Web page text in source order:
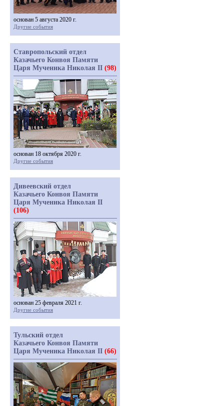
основан 5 августа 2020 г.
Другие события
Ставропольский отдел
Казачьего Конвоя Памяти
Царя Мученика Николая II (98)
основан 18 октября 2020 г.
Другие события
Дивеевский отдел
Казачьего Конвоя Памяти
Царя Мученика Николая II
(106)
основан 25 февраля 2021 г.
Другие события
Тульский отдел
Казачьего Конвоя Памяти
Царя Мученика Николая II (66)